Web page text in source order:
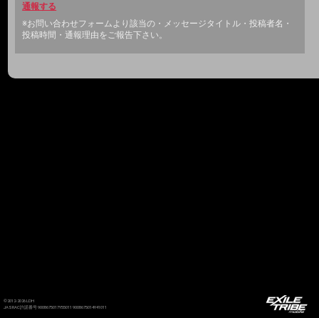
通報する
※お問い合わせフォームより該当の・メッセージタイトル・投稿者名・
投稿時間・通報理由をご報告下さい。
©2012-2026 LDH
JASRAC許諾番号 9008675017Y55011 9008675014Y41011